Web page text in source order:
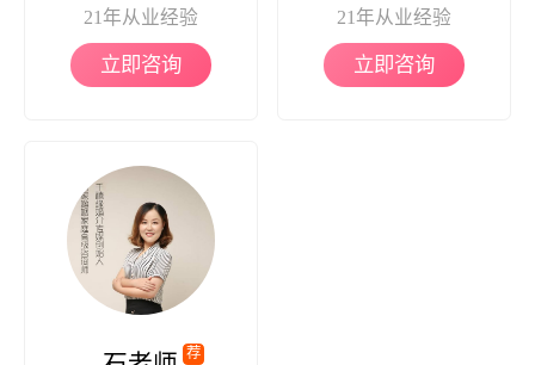
21年从业经验
立即咨询
21年从业经验
立即咨询
荐